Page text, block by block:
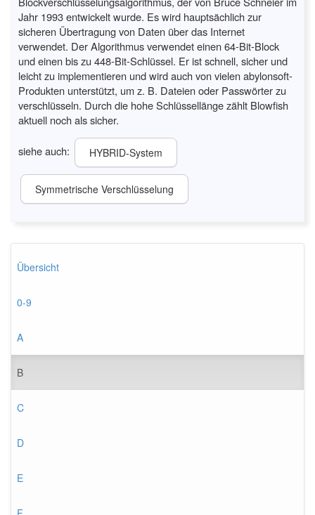
Jahr 1993 entwickelt wurde. Es wird hauptsächlich zur
sicheren Übertragung von Daten über das Internet
verwendet. Der Algorithmus verwendet einen 64-Bit-Block
und einen bis zu 448-Bit-Schlüssel. Er ist schnell, sicher und
leicht zu implementieren und wird auch von vielen abylonsoft-
Produkten unterstützt, um z. B. Dateien oder Passwörter zu
verschlüsseln. Durch die hohe Schlüssellänge zählt Blowfish
aktuell noch als sicher.
siehe auch: HYBRID-System
Symmetrische Verschlüsselung
Übersicht
0-9
A
B
C
D
E